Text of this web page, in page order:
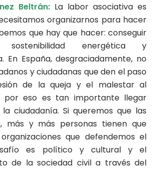
Beltrán: La labor asociativa es
organizarnos para hacer
que hay que hacer: conseguir
energética y
En España, desgraciadamente, no
y ciudadanas que den el paso
de la queja y el malestar al
por eso es tan importante llegar
ciudadanía. Si queremos que las
más y más personas tienen que
que defendemos el
es político y cultural y el
de la sociedad civil a través del